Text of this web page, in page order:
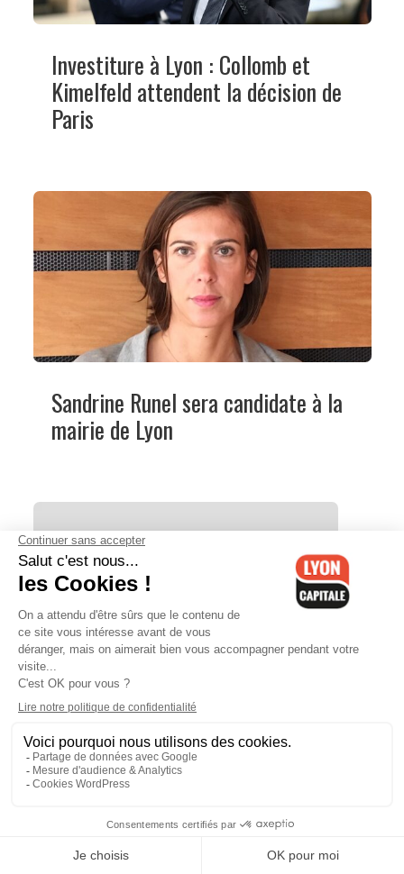
Investiture à Lyon : Collomb et
Kimelfeld attendent la décision de
Paris
Sandrine Runel sera candidate à la
mairie de Lyon
Lyon : la maire du 1er s’inquiète
"d’une Presqu’île devenue
impraticable"